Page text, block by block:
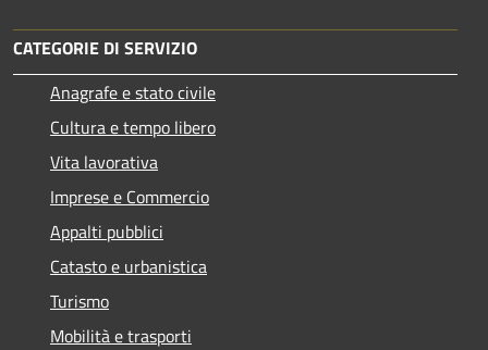
CATEGORIE DI SERVIZIO
Anagrafe e stato civile
Cultura e tempo libero
Vita lavorativa
Imprese e Commercio
Appalti pubblici
Catasto e urbanistica
Turismo
Mobilità e trasporti